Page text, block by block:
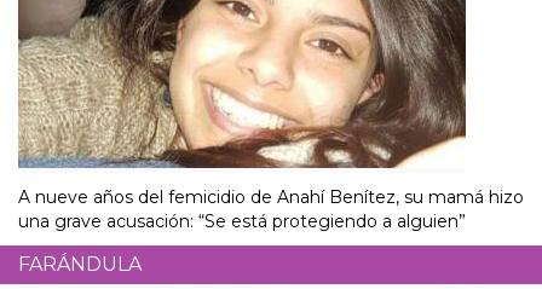
A nueve años del femicidio de Anahí Benítez, su mamá hizo
una grave acusación: “Se está protegiendo a alguien”
FARÁNDULA